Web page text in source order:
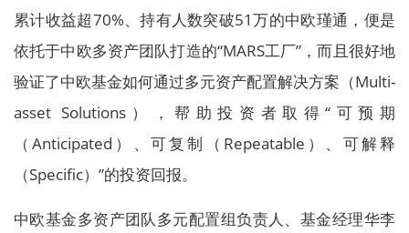
累计收益超70%、持有人数突破51万的中欧瑾通，便是
依托于中欧多资产团队打造的“MARS工厂”，而且很好地
验证了中欧基金如何通过多元资产配置解决方案（Multi-
asset Solutions），帮助投资者取得“可预期
（Anticipated）、可复制（Repeatable）、可解释
（Specific）”的投资回报。
中欧基金多资产团队多元配置组负责人、基金经理华李